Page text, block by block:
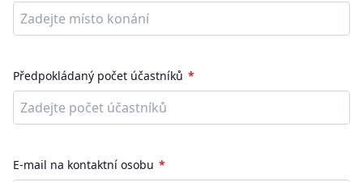
Předpokládaný počet účastníků
E-mail na kontaktní osobu